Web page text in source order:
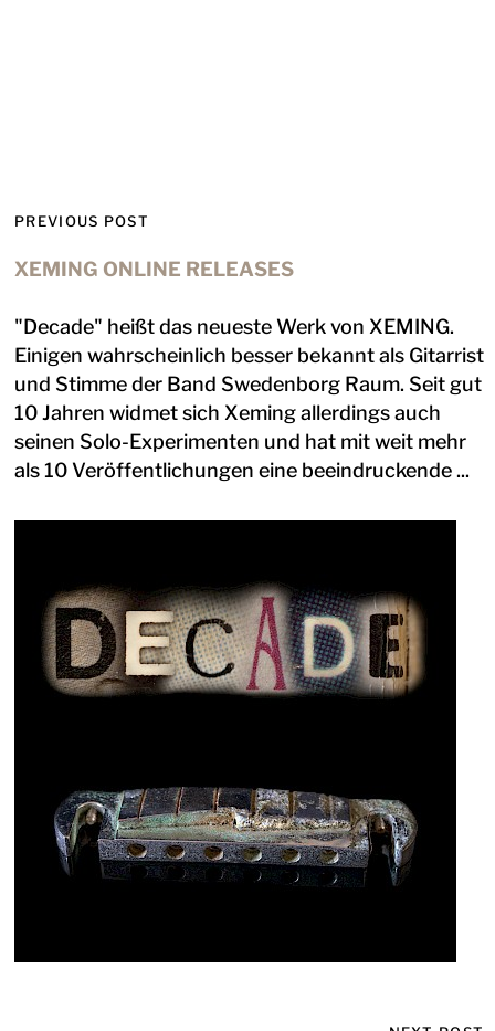
PREVIOUS POST
XEMING ONLINE RELEASES
"Decade" heißt das neueste Werk von XEMING.
Einigen wahrscheinlich besser bekannt als Gitarrist
und Stimme der Band Swedenborg Raum. Seit gut
10 Jahren widmet sich Xeming allerdings auch
seinen Solo-Experimenten und hat mit weit mehr
als 10 Veröffentlichungen eine beeindruckende ...